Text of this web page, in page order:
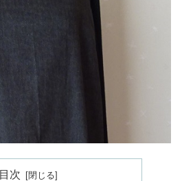
目次